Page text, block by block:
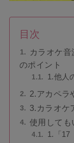
目次
カラオケ
のポイント
1.他人
2.アカペラ
3.カラオケ
使用しても
1.「17